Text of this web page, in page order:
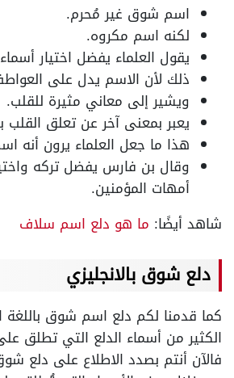
اسم شوق غير مُحرم.
لكنه اسم مكروه.
يقول العلماء يفضل اختيار
ذلك لأن الاسم يدل على
ويشير إلى معاني مثيرة للقلب.
يعبر بمعنى آخر عن تعلق
هذا ما جعل العلماء يرون أنه
وقال بن فارس يفضل تركه
أمهات المؤمنين.
شاهد أيضًا: ما هو دلع اسم سلاف
دلع شوق بالانجليزي
كما قدمنا لكم دلع اسم شوق باللغة
الكثير من أسماء الدلع التي تطلق
فالآن أنتم بصدد الاطلاع على دلع